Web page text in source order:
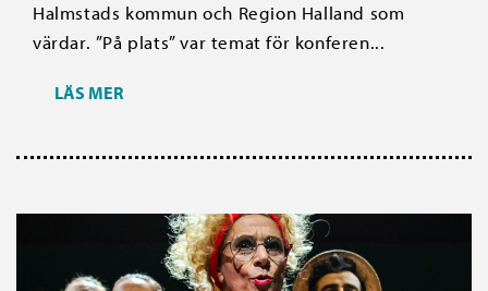
Halmstads kommun och Region Halland som
värdar. ”På plats” var temat för konferen...
LÄS MER